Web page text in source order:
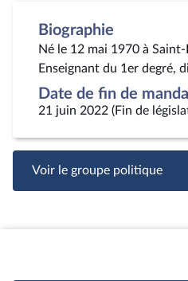
Biographie
Né le 12 mai 1970 à
Enseignant du 1er degré,
Date de fin de
21 juin 2022 (Fin de
Voir le groupe politique